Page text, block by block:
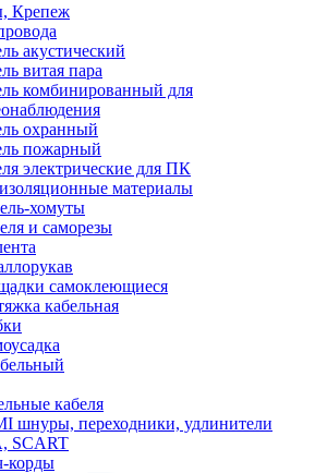
Крепеж
акустический
витая пара
комбинированный для
охранный
пожарный
электрические для ПК
материалы
хомуты
и саморезы
самоклеющиеся
кабельная
кабеля
шнуры, переходники, удлинители
SCART
корды